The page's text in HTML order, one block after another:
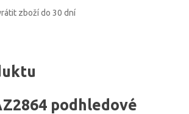
zboží do 30 dní
podhledové